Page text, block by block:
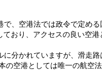
、空港法では政令で定める
おり、アクセスの良い空
分かれていますが、滑走
の空港としては唯一の航